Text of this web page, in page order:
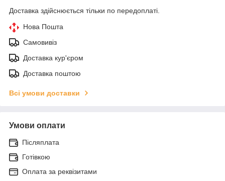
Доставка здійснюється тільки по передоплаті.
Нова Пошта
Самовивіз
Доставка кур'єром
Доставка поштою
Всі умови доставки
Умови оплати
Післяплата
Готівкою
Оплата за реквізитами